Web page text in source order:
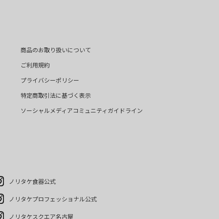
商品のお取り扱いについて
ご利用規約
プライバシーポリシー
特定商取引法に基づく表示
ソーシャルメディアコミュニティガイドライン
ノリタケ食器公式
ノリタケプロフェッショナル公式
ノリタケスクエア名古屋